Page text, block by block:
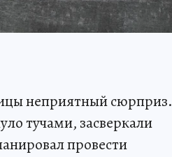
неприятный сюрприз.
тучами, засверкали
провести